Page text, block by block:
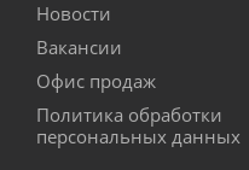
Новости
Вакансии
Офис продаж
Политика обработки
персональных данных